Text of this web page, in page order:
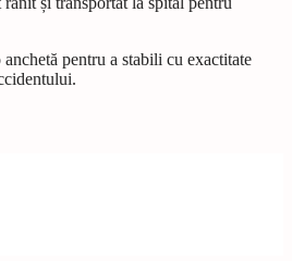
pentru a stabili cu exactitate